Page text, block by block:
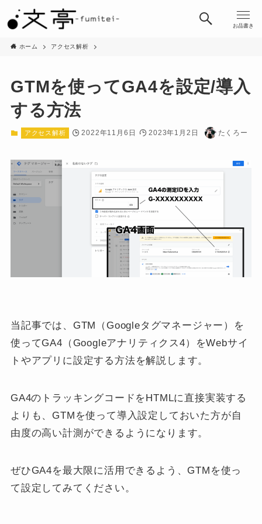
お品書き
ホーム アクセス解析
GTMを使ってGA4を設定/導入
する方法
アクセス解析 2022年11月6日 2023年1月2日 たくろー
当記事では、GTM（Googleタグマネージャー）を
使ってGA4（Googleアナリティクス4）をWebサイ
トやアプリに設定する方法を解説します。
GA4のトラッキングコードをHTMLに直接実装する
よりも、GTMを使って導入設定しておいた方が自
由度の高い計測ができるようになります。
ぜひGA4を最大限に活用できるよう、GTMを使っ
て設定してみてください。